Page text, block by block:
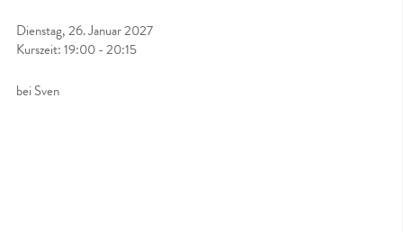
Dienstag, 26. Januar 2027
Kurszeit: 19:00 - 20:15
bei Sven